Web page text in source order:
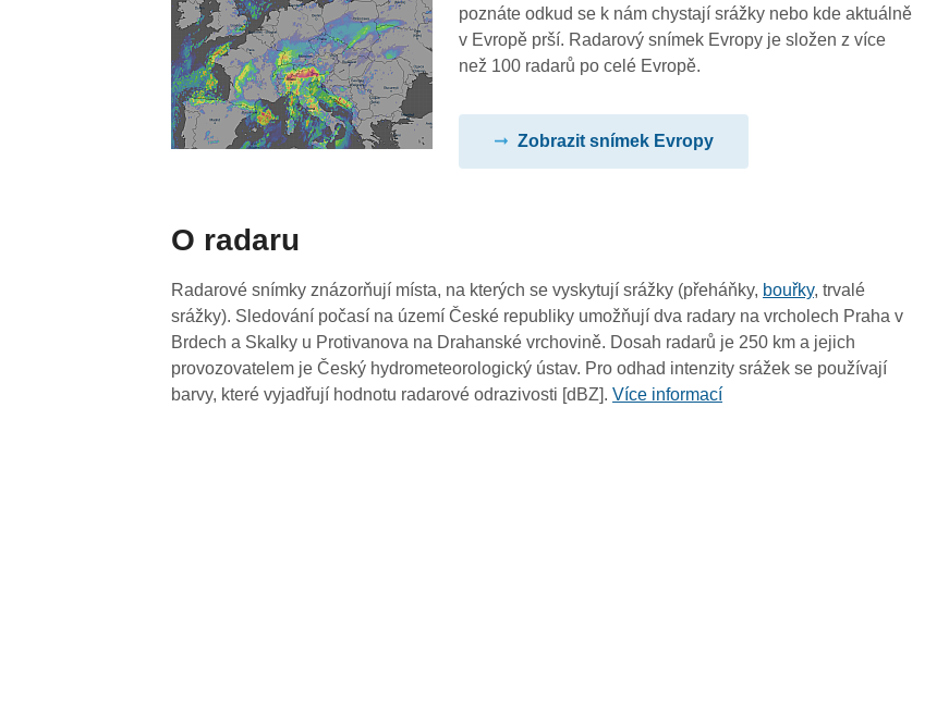
11:40
11:30
09:50
09:40
09:30
09:20
poznáte odkud se k nám chystají srážky nebo kde aktuálně
v Evropě prší. Radarový snímek Evropy je složen z více
než 100 radarů po celé Evropě.
Zobrazit snímek Evropy
O radaru
Radarové snímky znázorňují místa, na kterých se vyskytují srážky (přeháňky, bouřky, trvalé
srážky). Sledování počasí na území České republiky umožňují dva radary na vrcholech Praha v
Brdech a Skalky u Protivanova na Drahanské vrchovině. Dosah radarů je 250 km a jejich
provozovatelem je Český hydrometeorologický ústav. Pro odhad intenzity srážek se používají
barvy, které vyjadřují hodnotu radarové odrazivosti [dBZ].Více informací